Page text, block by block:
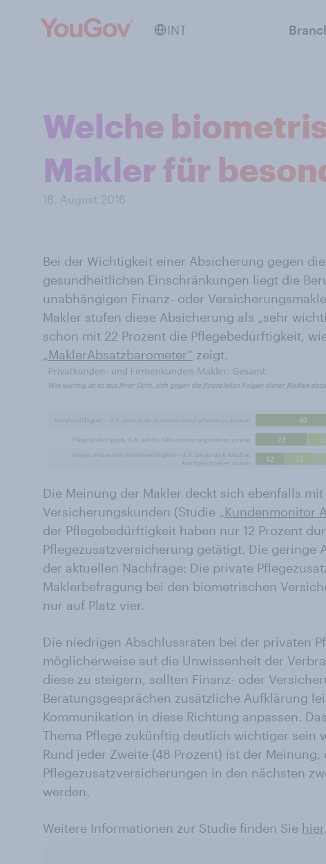
INT
Welche
Makler für
18. August 2016
Bei der Wichtigkeit einer Absicherung gegen
gesundheitlichen Einschränkungen liegt die
unabhängigen Finanz- oder
Makler stufen diese Absicherung als „sehr
schon mit 22 Prozent die Pflegebedürftigkeit,
„MaklerAbsatzbarometer“ zeigt.
Die Meinung der Makler deckt sich ebenfalls
Versicherungskunden (Studie „Kundenmonitor
der Pflegebedürftigkeit haben nur 12 Prozent
Pflegezusatzversicherung getätigt. Die geringe
der aktuellen Nachfrage: Die private
Maklerbefragung bei den biometrischen
nur auf Platz vier.
Die niedrigen Abschlussraten bei der privaten
möglicherweise auf die Unwissenheit der
diese zu steigern, sollten Finanz- oder
Beratungsgesprächen zusätzliche Aufklärung
Kommunikation in diese Richtung anpassen.
Thema Pflege zukünftig deutlich wichtiger sein
Rund jeder Zweite (48 Prozent) ist der Meinung,
Pflegezusatzversicherungen in den nächsten
werden.
Weitere Informationen zur Studie finden Sie hier.